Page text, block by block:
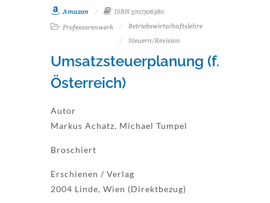
Amazon
ISBN 3707306380
Professorenwerk
Betriebswirtschaftslehre
Steuern/Revision
Umsatzsteuerplanung (f.
Österreich)
Autor
Markus Achatz, Michael Tumpel
Broschiert
Erschienen / Verlag
2004 Linde, Wien (Direktbezug)